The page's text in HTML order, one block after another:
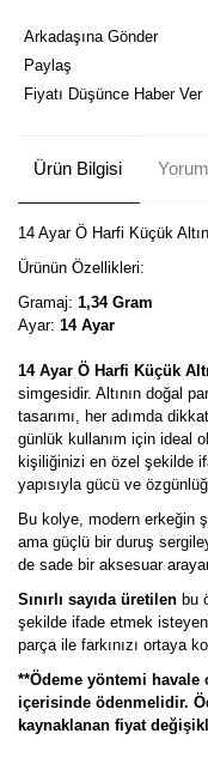
Arkadaşına Gönder
Paylaş
Fiyatı Düşünce Haber Ver
Ürün Bilgisi
14 Ayar Ö Harfi Küçük
Ürünün Özellikleri:
Gramaj: 1,34 Gram
Ayar: 14 Ayar
14 Ayar Ö Harfi Küçük
simgesidir. Altının doğal
tasarımı, her adımda
günlük kullanım için ideal
kişiliğinizi en özel şekilde
yapısıyla gücü ve
Bu kolye, modern erkeğin
ama güçlü bir duruş
de sade bir aksesuar
Sınırlı sayıda üretilen bu
şekilde ifade etmek
parça ile farkınızı ortaya
**Ödeme yöntemi
içerisinde ödenmelidir.
kaynaklanan fiyat